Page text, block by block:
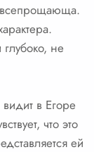
всепрощающа.
не
видит в Егоре
что это
ей